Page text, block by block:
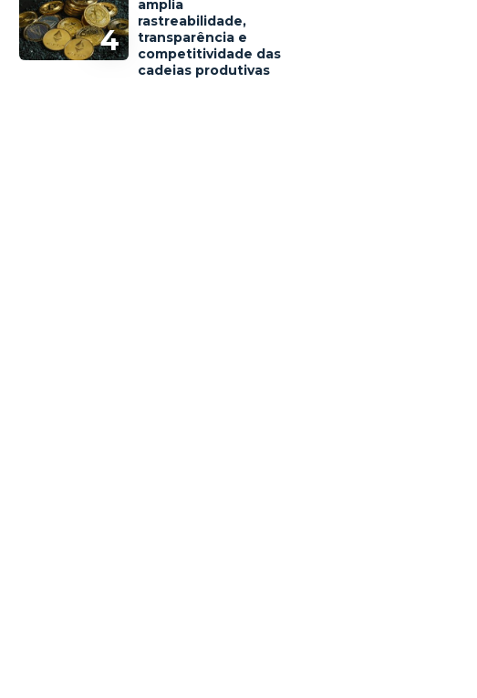
4
amplia
rastreabilidade,
transparência e
competitividade das
cadeias produtivas